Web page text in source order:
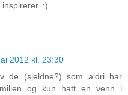
:)
2012 kl. 23:30
de (sjeldne?) som aldri har
og kun hatt en venn i